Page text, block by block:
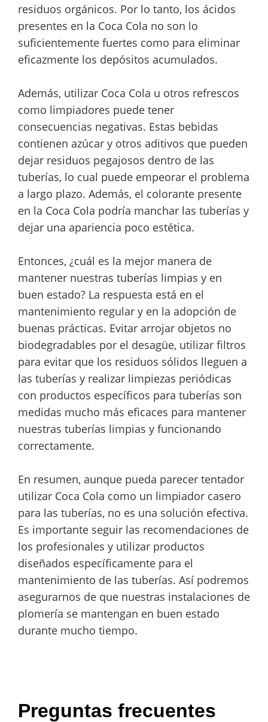
residuos orgánicos. Por lo tanto, los ácidos
presentes en la Coca Cola no son lo
suficientemente fuertes como para eliminar
eficazmente los depósitos acumulados.
Además, utilizar Coca Cola u otros refrescos
como limpiadores puede tener
consecuencias negativas. Estas bebidas
contienen azúcar y otros aditivos que pueden
dejar residuos pegajosos dentro de las
tuberías, lo cual puede empeorar el problema
a largo plazo. Además, el colorante presente
en la Coca Cola podría manchar las tuberías y
dejar una apariencia poco estética.
Entonces, ¿cuál es la mejor manera de
mantener nuestras tuberías limpias y en
buen estado? La respuesta está en el
mantenimiento regular y en la adopción de
buenas prácticas. Evitar arrojar objetos no
biodegradables por el desagüe, utilizar filtros
para evitar que los residuos sólidos lleguen a
las tuberías y realizar limpiezas periódicas
con productos específicos para tuberías son
medidas mucho más eficaces para mantener
nuestras tuberías limpias y funcionando
correctamente.
En resumen, aunque pueda parecer tentador
utilizar Coca Cola como un limpiador casero
para las tuberías, no es una solución efectiva.
Es importante seguir las recomendaciones de
los profesionales y utilizar productos
diseñados específicamente para el
mantenimiento de las tuberías. Así podremos
asegurarnos de que nuestras instalaciones de
plomería se mantengan en buen estado
durante mucho tiempo.
Preguntas frecuentes